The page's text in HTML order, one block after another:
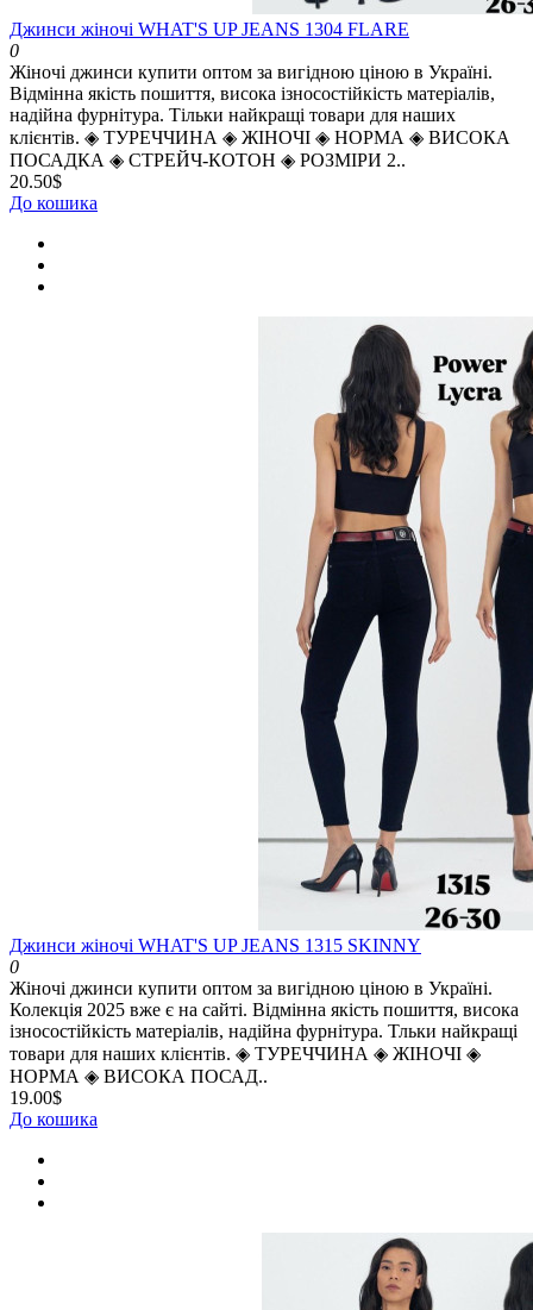
Джинси жіночі WHAT'S UP JEANS 1304 FLARE
0
Жіночі джинси купити оптом за вигідною ціною в Україні.
Відмінна якість пошиття, висока ізносостійкість матеріалів,
надійна фурнітура. Тільки найкращі товари для наших
клієнтів. ◈ ТУРЕЧЧИНА ◈ ЖІНОЧІ ◈ НОРМА ◈ ВИСОКА
ПОСАДКА ◈ СТРЕЙЧ-КОТОН ◈ РОЗМІРИ 2..
20.50$
До кошика
Джинси жіночі WHAT'S UP JEANS 1315 SKINNY
0
Жіночі джинси купити оптом за вигідною ціною в Україні.
Колекція 2025 вже є на сайті. Відмінна якість пошиття, висока
ізносостійкість матеріалів, надійна фурнітура. Тльки найкращі
товари для наших клієнтів. ◈ ТУРЕЧЧИНА ◈ ЖІНОЧІ ◈
НОРМА ◈ ВИСОКА ПОСАД..
19.00$
До кошика